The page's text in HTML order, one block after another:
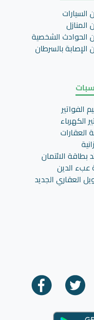
السيارات
المنازل
الحوادث الشخصية
اﻹصابة بالسرطان
الفواتير
الكهرباء
العقارات
بطاقة الائتمان
عبء الدين
العقاري الجديد